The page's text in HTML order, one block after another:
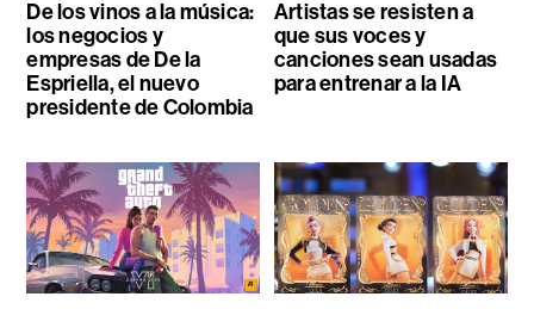
De los vinos a la música:
los negocios y
empresas de De la
Espriella, el nuevo
presidente de Colombia
Artistas se resisten a
que sus voces y
canciones sean usadas
para entrenar a la IA